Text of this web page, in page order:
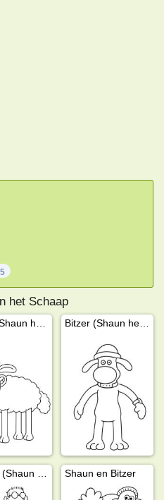
het Schaap
Shaun en Bitzer